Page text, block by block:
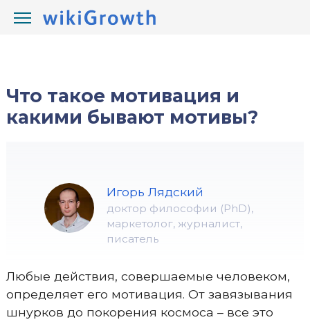
wikiGrowth.com / Развитие /
Что такое мотивация и
какими бывают мотивы?
Игорь Лядский
доктор философии (PhD),
маркетолог, журналист,
писатель
Любые действия, совершаемые человеком,
определяет его мотивация. От завязывания
шнурков до покорения космоса – все это